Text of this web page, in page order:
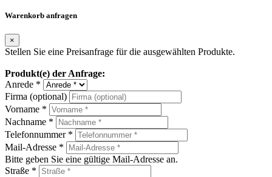
Warenkorb anfragen
×
Stellen Sie eine Preisanfrage für die ausgewählten Produkte.
Produkt(e) der Anfrage:
Anrede *
Firma (optional)
Vorname *
Nachname *
Telefonnummer *
Mail-Adresse *
Bitte geben Sie eine gültige Mail-Adresse an.
Straße *